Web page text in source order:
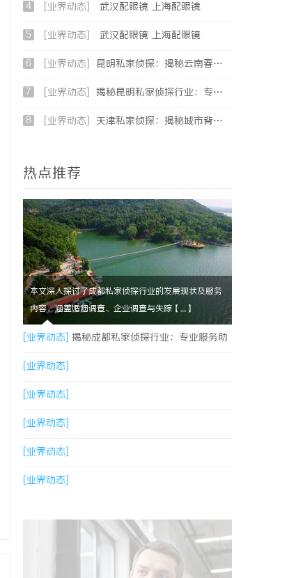
4 [业界动态] 武汉配眼镜 上海配眼镜
5 [业界动态] 武汉配眼镜 上海配眼镜
6 [业界动态] 昆明私家侦探：揭秘云南春城中的隐秘调查力量
7 [业界动态] 揭秘昆明私家侦探行业：专业服务与实际案例分析
8 [业界动态] 天津私家侦探：揭秘城市背后的隐秘守护者
热点推荐
本文深入探讨了成都私家侦探行业的发展现状及服务
内容，涵盖婚姻调查、企业调查与失踪【....】
[业界动态] 揭秘成都私家侦探行业：专业服务助
力城市安宁
[业界动态]
[业界动态]
[业界动态]
[业界动态]
[业界动态]